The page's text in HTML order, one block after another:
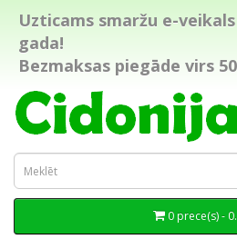
Uzticams smaržu e-
gada!
Bezmaksas piegāde virs
0 prece(s) -